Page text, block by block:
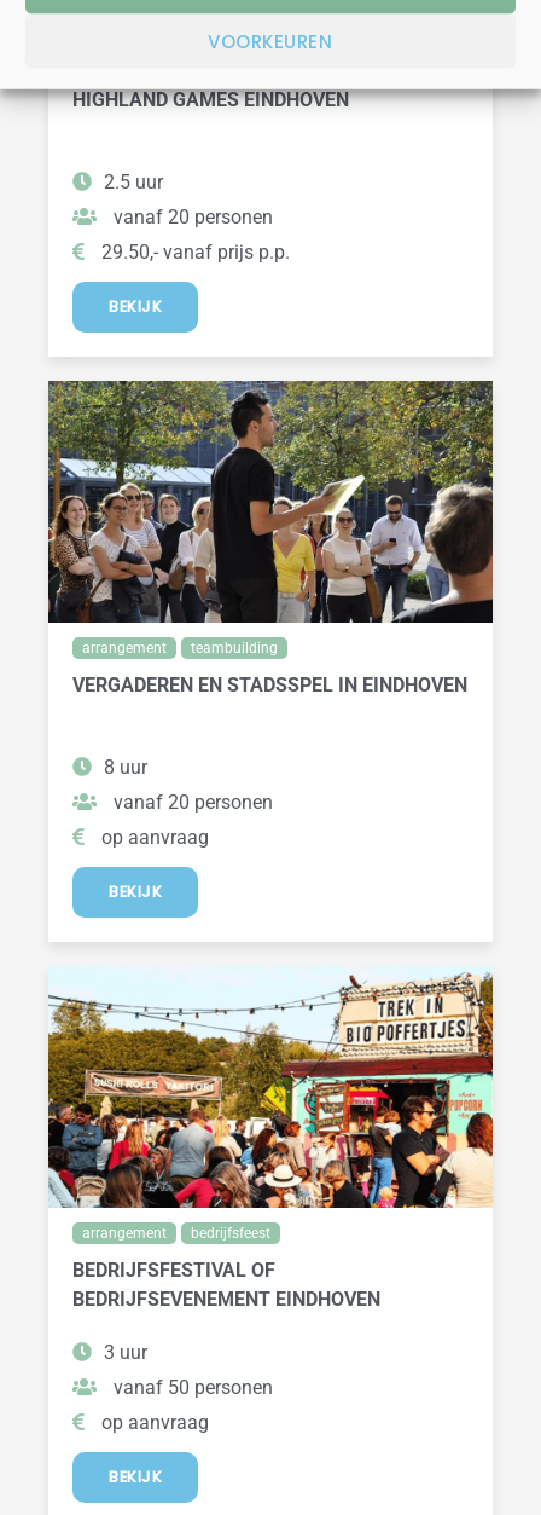
VOORKEUREN
HIGHLAND GAMES EINDHOVEN
2.5 uur
vanaf 20 personen
29.50,- vanaf prijs p.p.
BEKIJK
arrangement teambuilding
VERGADEREN EN STADSSPEL IN EINDHOVEN
8 uur
vanaf 20 personen
op aanvraag
BEKIJK
arrangement bedrijfsfeest
BEDRIJFSFESTIVAL OF
BEDRIJFSEVENEMENT EINDHOVEN
3 uur
vanaf 50 personen
op aanvraag
BEKIJK